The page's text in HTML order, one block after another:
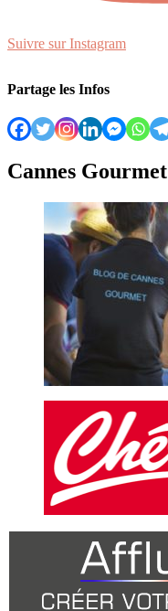
Suivre sur Instagram
Partage les Infos
Cannes Gourmet